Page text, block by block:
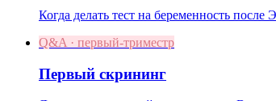
Когда делать тест на беременность
Q&A · первый-триместр
Первый скрининг